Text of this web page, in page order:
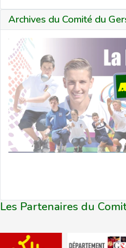
Archives du Comité du
Les Partenaires du